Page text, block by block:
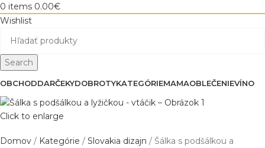
0 items 0.00€
Wishlist
Search
OBCHODDARČEKYDOBROTYKATEGÓRIEMAMAOBLEČENIEVÍNO
Click to enlarge
Domov Kategórie Slovakia dizajn
Šálka s podšálkou a